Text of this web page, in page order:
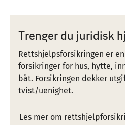
Trenger du juridisk
Rettshjelpsforsikringen er
forsikringer for hus, hytte,
båt. Forsikringen dekker
tvist/uenighet.
Les mer om